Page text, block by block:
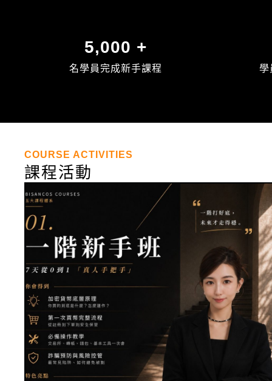
5,000 +
名學員完成新手課程 學
COURSE ACTIVITIES
課程活動